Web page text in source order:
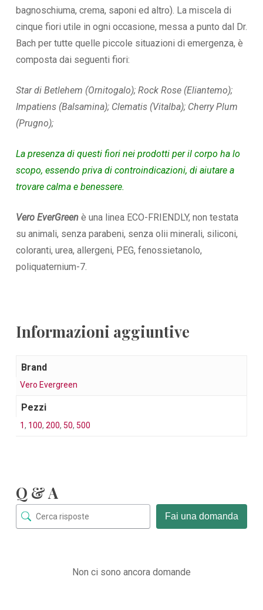
bagnoschiuma, crema, saponi ed altro). La miscela di
cinque fiori utile in ogni occasione, messa a punto dal Dr.
Bach per tutte quelle piccole situazioni di emergenza, è
composta dai seguenti fiori:
Star di Betlehem (Ornitogalo); Rock Rose (Eliantemo);
Impatiens (Balsamina); Clematis (Vitalba); Cherry Plum
(Prugno);
La presenza di questi fiori nei prodotti per il corpo ha lo
scopo, essendo priva di controindicazioni, di aiutare a
trovare calma e benessere.
Vero EverGreenè una linea ECO-FRIENDLY, non testata
su animali, senza parabeni, senza olii minerali, siliconi,
coloranti, urea, allergeni, PEG, fenossietanolo,
poliquaternium-7.
Informazioni aggiuntive
Brand
Vero Evergreen
Pezzi
1, 100, 200, 50, 500
Q & A
Fai una domanda
Non ci sono ancora domande